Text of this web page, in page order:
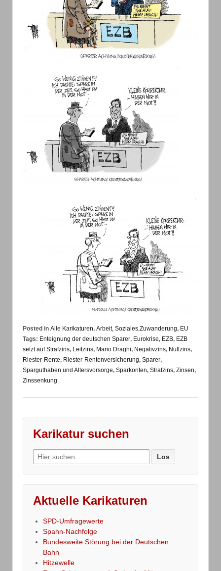
Posted in Alle Karikaturen, Arbeit, Soziales,Zuwanderung, EU
Tags: Enteignung der deutschen Sparer, Eurokrise, EZB, EZB
setzt auf Strafzins, Leitzins, Mario Draghi, Negativzins, Nullzins,
Riester-Rente, Riester-Rentenversicherung, Sparer,
Sparguthaben und Altersvorsorge, Sparkonten, Strafzins, Zinsen,
Zinssenkung
Karikatur suchen
Search
for:
Aktuelle Karikaturen
SPD-Umfragewerte
Spahn-Nachfolge
Bundesweite Störung bei der Deutschen
Bahn
Hitzewelle